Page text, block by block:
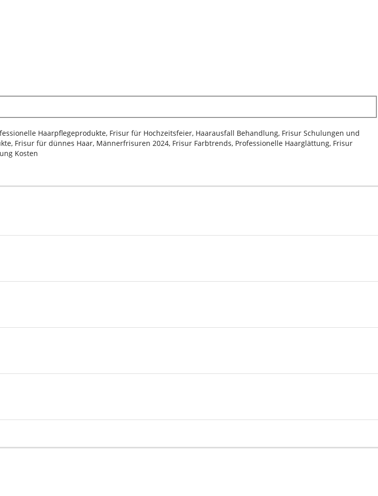
Haarpflegeprodukte, Frisur für Hochzeitsfeier, Haarausfall Behandlung, Frisur Schulungen und
Frisur für dünnes Haar, Männerfrisuren 2024, Frisur Farbtrends, Professionelle Haarglättung, Frisur
Kosten